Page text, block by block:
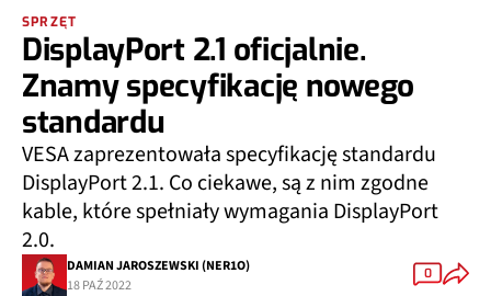
SPRZĘT
DisplayPort 2.1 oficjalnie.
Znamy specyfikację nowego
standardu
VESA zaprezentowała specyfikację standardu
DisplayPort 2.1. Co ciekawe, są z nim zgodne
kable, które spełniały wymagania DisplayPort
2.0.
DAMIAN JAROSZEWSKI (NER1O)
18 PAŹ 2022
0